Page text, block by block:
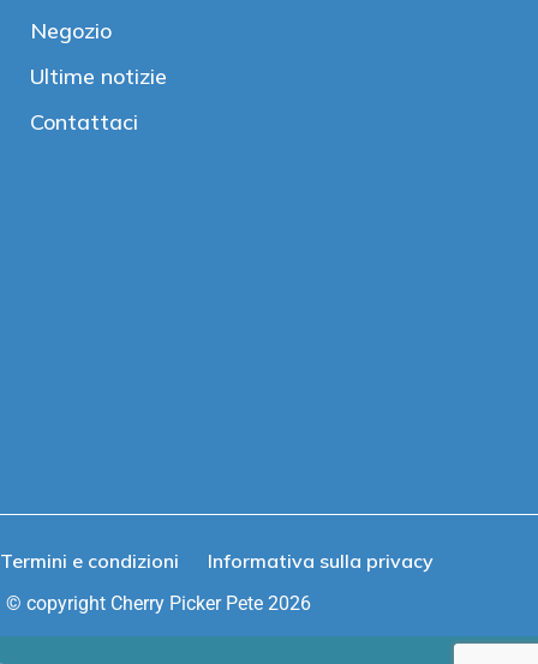
Negozio
Ultime notizie
Contattaci
Termini e condizioni Informativa sulla privacy
© copyright Cherry Picker Pete 2026